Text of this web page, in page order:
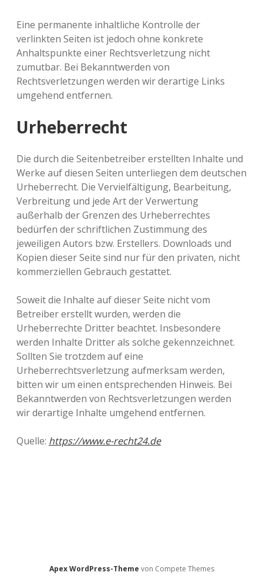
Eine permanente inhaltliche Kontrolle der
verlinkten Seiten ist jedoch ohne konkrete
Anhaltspunkte einer Rechtsverletzung nicht
zumutbar. Bei Bekanntwerden von
Rechtsverletzungen werden wir derartige Links
umgehend entfernen.
Urheberrecht
Die durch die Seitenbetreiber erstellten Inhalte und
Werke auf diesen Seiten unterliegen dem deutschen
Urheberrecht. Die Vervielfältigung, Bearbeitung,
Verbreitung und jede Art der Verwertung
außerhalb der Grenzen des Urheberrechtes
bedürfen der schriftlichen Zustimmung des
jeweiligen Autors bzw. Erstellers. Downloads und
Kopien dieser Seite sind nur für den privaten, nicht
kommerziellen Gebrauch gestattet.
Soweit die Inhalte auf dieser Seite nicht vom
Betreiber erstellt wurden, werden die
Urheberrechte Dritter beachtet. Insbesondere
werden Inhalte Dritter als solche gekennzeichnet.
Sollten Sie trotzdem auf eine
Urheberrechtsverletzung aufmerksam werden,
bitten wir um einen entsprechenden Hinweis. Bei
Bekanntwerden von Rechtsverletzungen werden
wir derartige Inhalte umgehend entfernen.
Quelle: https://www.e-recht24.de
Apex WordPress-Theme von Compete Themes